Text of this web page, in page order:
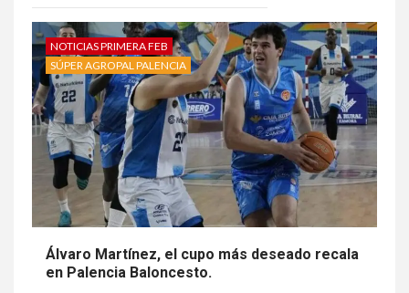
NOTICIAS PRIMERA FEB
SÚPER AGROPAL PALENCIA
Álvaro Martínez, el cupo más deseado recala
en Palencia Baloncesto.